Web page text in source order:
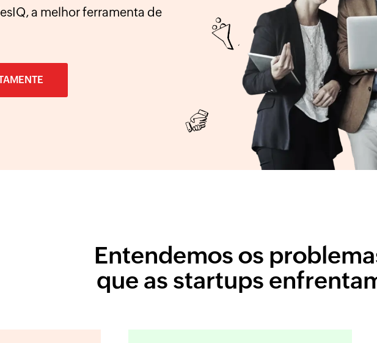
a melhor ferramenta de
Entendemos os
que as startups